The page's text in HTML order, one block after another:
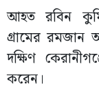
আহত রবিন
গ্রামের রমজান
দক্ষিণ
করেন।